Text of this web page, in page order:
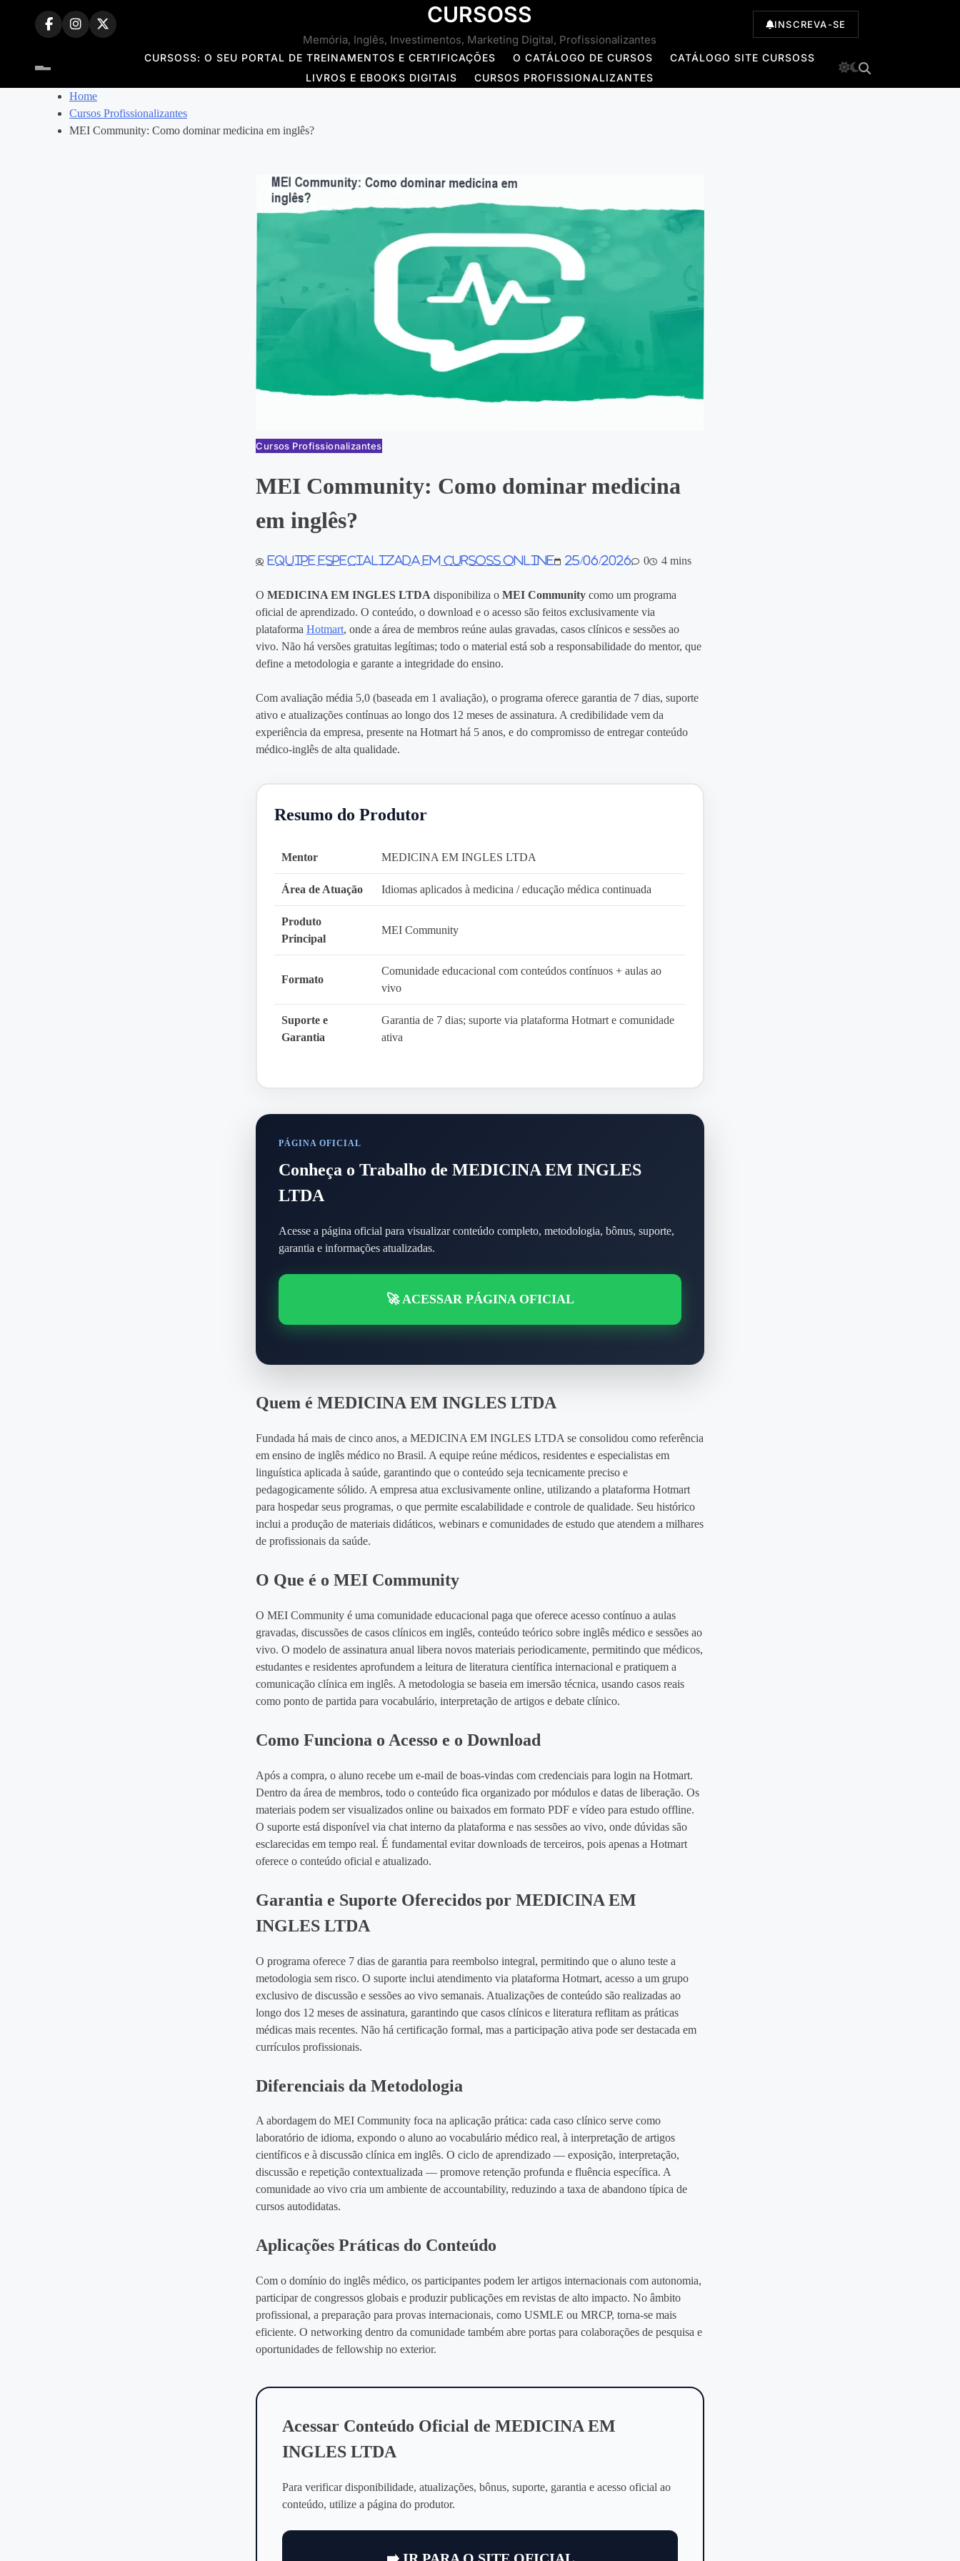
CURSOSS
Memória, Inglês, Investimentos, Marketing Digital, Profissionalizantes
INSCREVA-SE
CURSOSS: O SEU PORTAL DE TREINAMENTOS E CERTIFICAÇÕES O CATÁLOGO DE CURSOS
CATÁLOGO SITE CURSOSS
LIVROS E EBOOKS DIGITAIS
CURSOS PROFISSIONALIZANTES
Home
Cursos Profissionalizantes
MEI Community: Como dominar medicina em inglês?
Cursos Profissionalizantes
MEI Community: Como dominar medicina
em inglês?
Equipe especializada em Cursoss Online 25/06/2026 0 4 mins
OMEDICINA EM INGLES LTDA disponibiliza oMEI Community como um programa
oficial de aprendizado. O conteúdo, o download e o acesso são feitos exclusivamente via
plataformaHotmart, onde a área de membros reúne aulas gravadas, casos clínicos e sessões ao
vivo. Não há versões gratuitas legítimas; todo o material está sob a responsabilidade do mentor, que
define a metodologia e garante a integridade do ensino.
Com avaliação média 5,0 (baseada em 1 avaliação), o programa oferece garantia de 7 dias, suporte
ativo e atualizações contínuas ao longo dos 12 meses de assinatura. A credibilidade vem da
experiência da empresa, presente na Hotmart há 5 anos, e do compromisso de entregar conteúdo
médico‑inglês de alta qualidade.
Resumo do Produtor
Mentor MEDICINA EM INGLES LTDA
Área de Atuação Idiomas aplicados à medicina / educação médica continuada
Produto
Principal
MEI Community
Formato
Comunidade educacional com conteúdos contínuos + aulas ao
vivo
Suporte e
Garantia
Garantia de 7 dias; suporte via plataforma Hotmart e comunidade
ativa
PÁGINA OFICIAL
Conheça o Trabalho de MEDICINA EM INGLES
LTDA
Acesse a página oficial para visualizar conteúdo completo, metodologia, bônus, suporte,
garantia e informações atualizadas.
🚀 ACESSAR PÁGINA OFICIAL
Quem é MEDICINA EM INGLES LTDA
Fundada há mais de cinco anos, a MEDICINA EM INGLES LTDA se consolidou como referência
em ensino de inglês médico no Brasil. A equipe reúne médicos, residentes e especialistas em
linguística aplicada à saúde, garantindo que o conteúdo seja tecnicamente preciso e
pedagogicamente sólido. A empresa atua exclusivamente online, utilizando a plataforma Hotmart
para hospedar seus programas, o que permite escalabilidade e controle de qualidade. Seu histórico
inclui a produção de materiais didáticos, webinars e comunidades de estudo que atendem a milhares
de profissionais da saúde.
O Que é o MEI Community
O MEI Community é uma comunidade educacional paga que oferece acesso contínuo a aulas
gravadas, discussões de casos clínicos em inglês, conteúdo teórico sobre inglês médico e sessões ao
vivo. O modelo de assinatura anual libera novos materiais periodicamente, permitindo que médicos,
estudantes e residentes aprofundem a leitura de literatura científica internacional e pratiquem a
comunicação clínica em inglês. A metodologia se baseia em imersão técnica, usando casos reais
como ponto de partida para vocabulário, interpretação de artigos e debate clínico.
Como Funciona o Acesso e o Download
Após a compra, o aluno recebe um e‑mail de boas‑vindas com credenciais para login na Hotmart.
Dentro da área de membros, todo o conteúdo fica organizado por módulos e datas de liberação. Os
materiais podem ser visualizados online ou baixados em formato PDF e vídeo para estudo offline.
O suporte está disponível via chat interno da plataforma e nas sessões ao vivo, onde dúvidas são
esclarecidas em tempo real. É fundamental evitar downloads de terceiros, pois apenas a Hotmart
oferece o conteúdo oficial e atualizado.
Garantia e Suporte Oferecidos por MEDICINA EM
INGLES LTDA
O programa oferece 7 dias de garantia para reembolso integral, permitindo que o aluno teste a
metodologia sem risco. O suporte inclui atendimento via plataforma Hotmart, acesso a um grupo
exclusivo de discussão e sessões ao vivo semanais. Atualizações de conteúdo são realizadas ao
longo dos 12 meses de assinatura, garantindo que casos clínicos e literatura reflitam as práticas
médicas mais recentes. Não há certificação formal, mas a participação ativa pode ser destacada em
currículos profissionais.
Diferenciais da Metodologia
A abordagem do MEI Community foca na aplicação prática: cada caso clínico serve como
laboratório de idioma, expondo o aluno ao vocabulário médico real, à interpretação de artigos
científicos e à discussão clínica em inglês. O ciclo de aprendizado — exposição, interpretação,
discussão e repetição contextualizada — promove retenção profunda e fluência específica. A
comunidade ao vivo cria um ambiente de accountability, reduzindo a taxa de abandono típica de
cursos autodidatas.
Aplicações Práticas do Conteúdo
Com o domínio do inglês médico, os participantes podem ler artigos internacionais com autonomia,
participar de congressos globais e produzir publicações em revistas de alto impacto. No âmbito
profissional, a preparação para provas internacionais, como USMLE ou MRCP, torna‑se mais
eficiente. O networking dentro da comunidade também abre portas para colaborações de pesquisa e
oportunidades de fellowship no exterior.
Acessar Conteúdo Oficial de MEDICINA EM
INGLES LTDA
Para verificar disponibilidade, atualizações, bônus, suporte, garantia e acesso oficial ao
conteúdo, utilize a página do produtor.